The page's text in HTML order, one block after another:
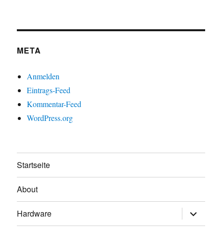
META
Anmelden
Eintrags-Feed
Kommentar-Feed
WordPress.org
Startseite
About
Hardware öffnen